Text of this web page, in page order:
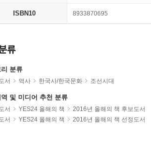
ISBN10 8933870695
류
분류
서 역사 한국사/한국문화 조선시대
역 및 미디어 추천 분류
서 YES24 올해의 책
2016년 올해의 책 후보도서
서
YES24 올해의 책 2016년 올해의 책 선정도서